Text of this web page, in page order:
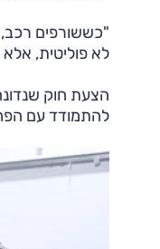
"כששורפים רכב,
לא פוליטית,
הצעת חוק
להתמודד עם